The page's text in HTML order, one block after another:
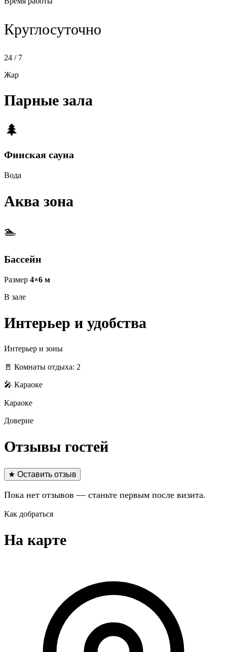
Круглосуточно
24 / 7
Жар
Парные зала
🌲
Финская сауна
Вода
Аква зона
🏊
Бассейн
Размер 4×6 м
В зале
Интерьер и удобства
Интерьер и зоны
🚪 Комнаты отдыха: 2
🎤 Караоке
Караоке
Доверие
Отзывы гостей
★ Оставить отзыв
Пока нет отзывов — станьте первым после визита.
Как добраться
На карте